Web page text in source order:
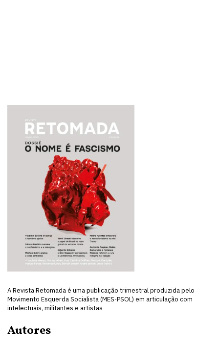
A Revista Retomada é uma publicação trimestral produzida pelo
Movimento Esquerda Socialista (MES-PSOL) em articulação com
intelectuais, militantes e artistas
Autores